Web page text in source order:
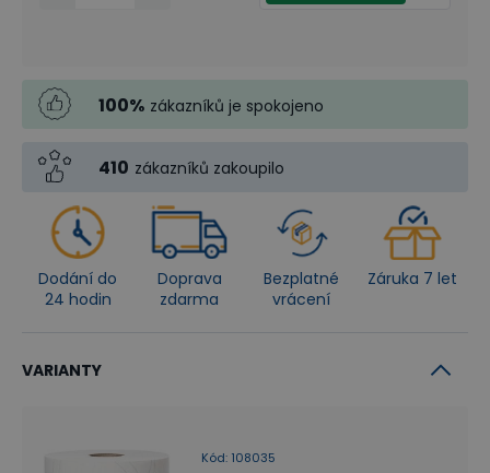
100% zákazníků je spokojeno
410 zákazníků zakoupilo
Dodání do
24 hodin
Doprava
zdarma
Bezplatné
vrácení
Záruka 7 let
VARIANTY
Kód: 108035